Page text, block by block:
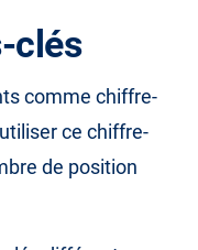
clés
comme chiffre-
ce chiffre-
de position